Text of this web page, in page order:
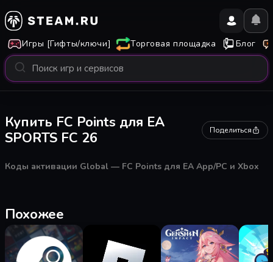
Игры [Гифты/ключи] Торговая площадка Блог
Купить FC Points для EA
SPORTS FC 26
Поделиться
Коды активации Global — FC Points для EA App/PC и Xbox
Похожее